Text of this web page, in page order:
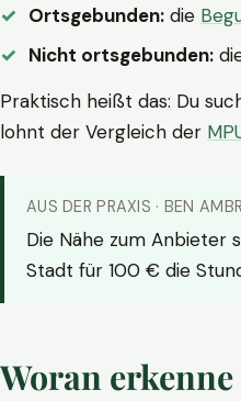
Ortsgebunden: die
Nicht ortsgebunden:
Praktisch heißt das: Du
lohnt der Vergleich der
AUS DER PRAXIS · BEN
Die Nähe zum Anbieter
Stadt für 100 € die
Woran